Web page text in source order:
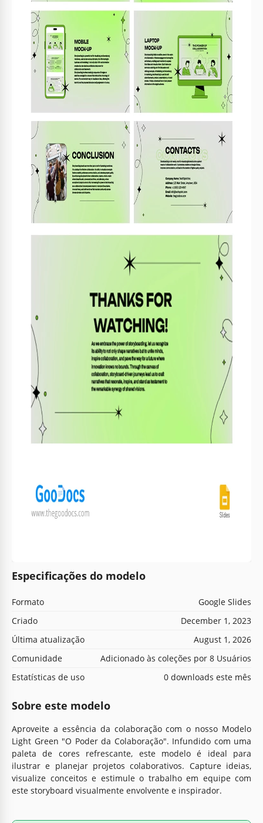
Especificações do modelo
Formato
Google Slides
Criado
December 1, 2023
Última atualização
August 1, 2026
Comunidade
Adicionado às coleções por 8 Usuários
Estatísticas de uso
0 downloads este mês
Sobre este modelo
Aproveite a essência da colaboração com o nosso Modelo
Light Green "O Poder da Colaboração". Infundido com uma
paleta de cores refrescante, este modelo é ideal para
ilustrar e planejar projetos colaborativos. Capture ideias,
visualize conceitos e estimule o trabalho em equipe com
este storyboard visualmente envolvente e inspirador.